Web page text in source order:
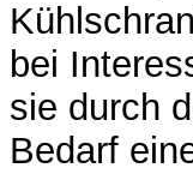
bei
sie durch
Bedarf